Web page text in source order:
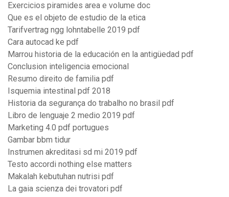
Exercicios piramides area e volume doc
Que es el objeto de estudio de la etica
Tarifvertrag ngg lohntabelle 2019 pdf
Cara autocad ke pdf
Marrou historia de la educación en la antigüedad pdf
Conclusion inteligencia emocional
Resumo direito de familia pdf
Isquemia intestinal pdf 2018
Historia da segurança do trabalho no brasil pdf
Libro de lenguaje 2 medio 2019 pdf
Marketing 4.0 pdf portugues
Gambar bbm tidur
Instrumen akreditasi sd mi 2019 pdf
Testo accordi nothing else matters
Makalah kebutuhan nutrisi pdf
La gaia scienza dei trovatori pdf